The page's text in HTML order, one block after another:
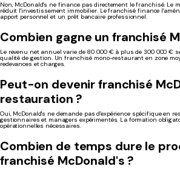
Non, McDonald's ne finance pas directement le franchisé. Le
réduit l'investissement immobilier. Le franchisé finance
apport personnel et un prêt bancaire professionnel.
Combien gagne un franchisé
Le revenu net annuel varie de 80 000 € à plus de 300 000 €
qualité de gestion. Un franchisé mono-restaurant en zone
redevances et charges.
Peut-on devenir franchisé
restauration ?
Oui, McDonald's ne demande pas d'expérience spécifique en
gestionnaires et managers expérimentés. La formation
opérationnelles nécessaires.
Combien de temps dure le
franchisé McDonald's ?